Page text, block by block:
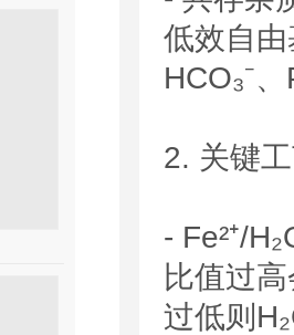
低效自由
HCO₃⁻
2. 关键
- Fe²⁺/
比值过
过低则